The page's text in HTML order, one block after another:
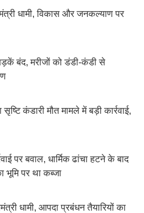
धामी, विकास और जनकल्याण पर
बंद, मरीजों को डंडी-कंडी से
कंडारी मौत मामले में बड़ी कार्रवाई,
पर बवाल, धार्मिक ढांचा हटने के बाद
भूमि पर था कब्जा
धामी, आपदा प्रबंधन तैयारियों का